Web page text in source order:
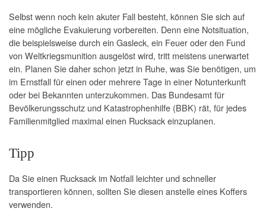
Selbst wenn noch kein akuter Fall besteht, können Sie sich auf
eine mögliche Evakuierung vorbereiten. Denn eine Notsituation,
die beispielsweise durch ein Gasleck, ein Feuer oder den Fund
von Weltkriegsmunition ausgelöst wird, tritt meistens unerwartet
ein. Planen Sie daher schon jetzt in Ruhe, was Sie benötigen, um
im Ernstfall für einen oder mehrere Tage in einer Notunterkunft
oder bei Bekannten unterzukommen. Das Bundesamt für
Bevölkerungsschutz und Katastrophenhilfe (BBK) rät, für jedes
Familienmitglied maximal einen Rucksack einzuplanen.
Tipp
Da Sie einen Rucksack im Notfall leichter und schneller
transportieren können, sollten Sie diesen anstelle eines Koffers
verwenden.